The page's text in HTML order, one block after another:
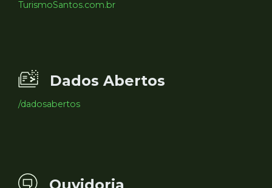
TurismoSantos.com.br
Dados Abertos
/dadosabertos